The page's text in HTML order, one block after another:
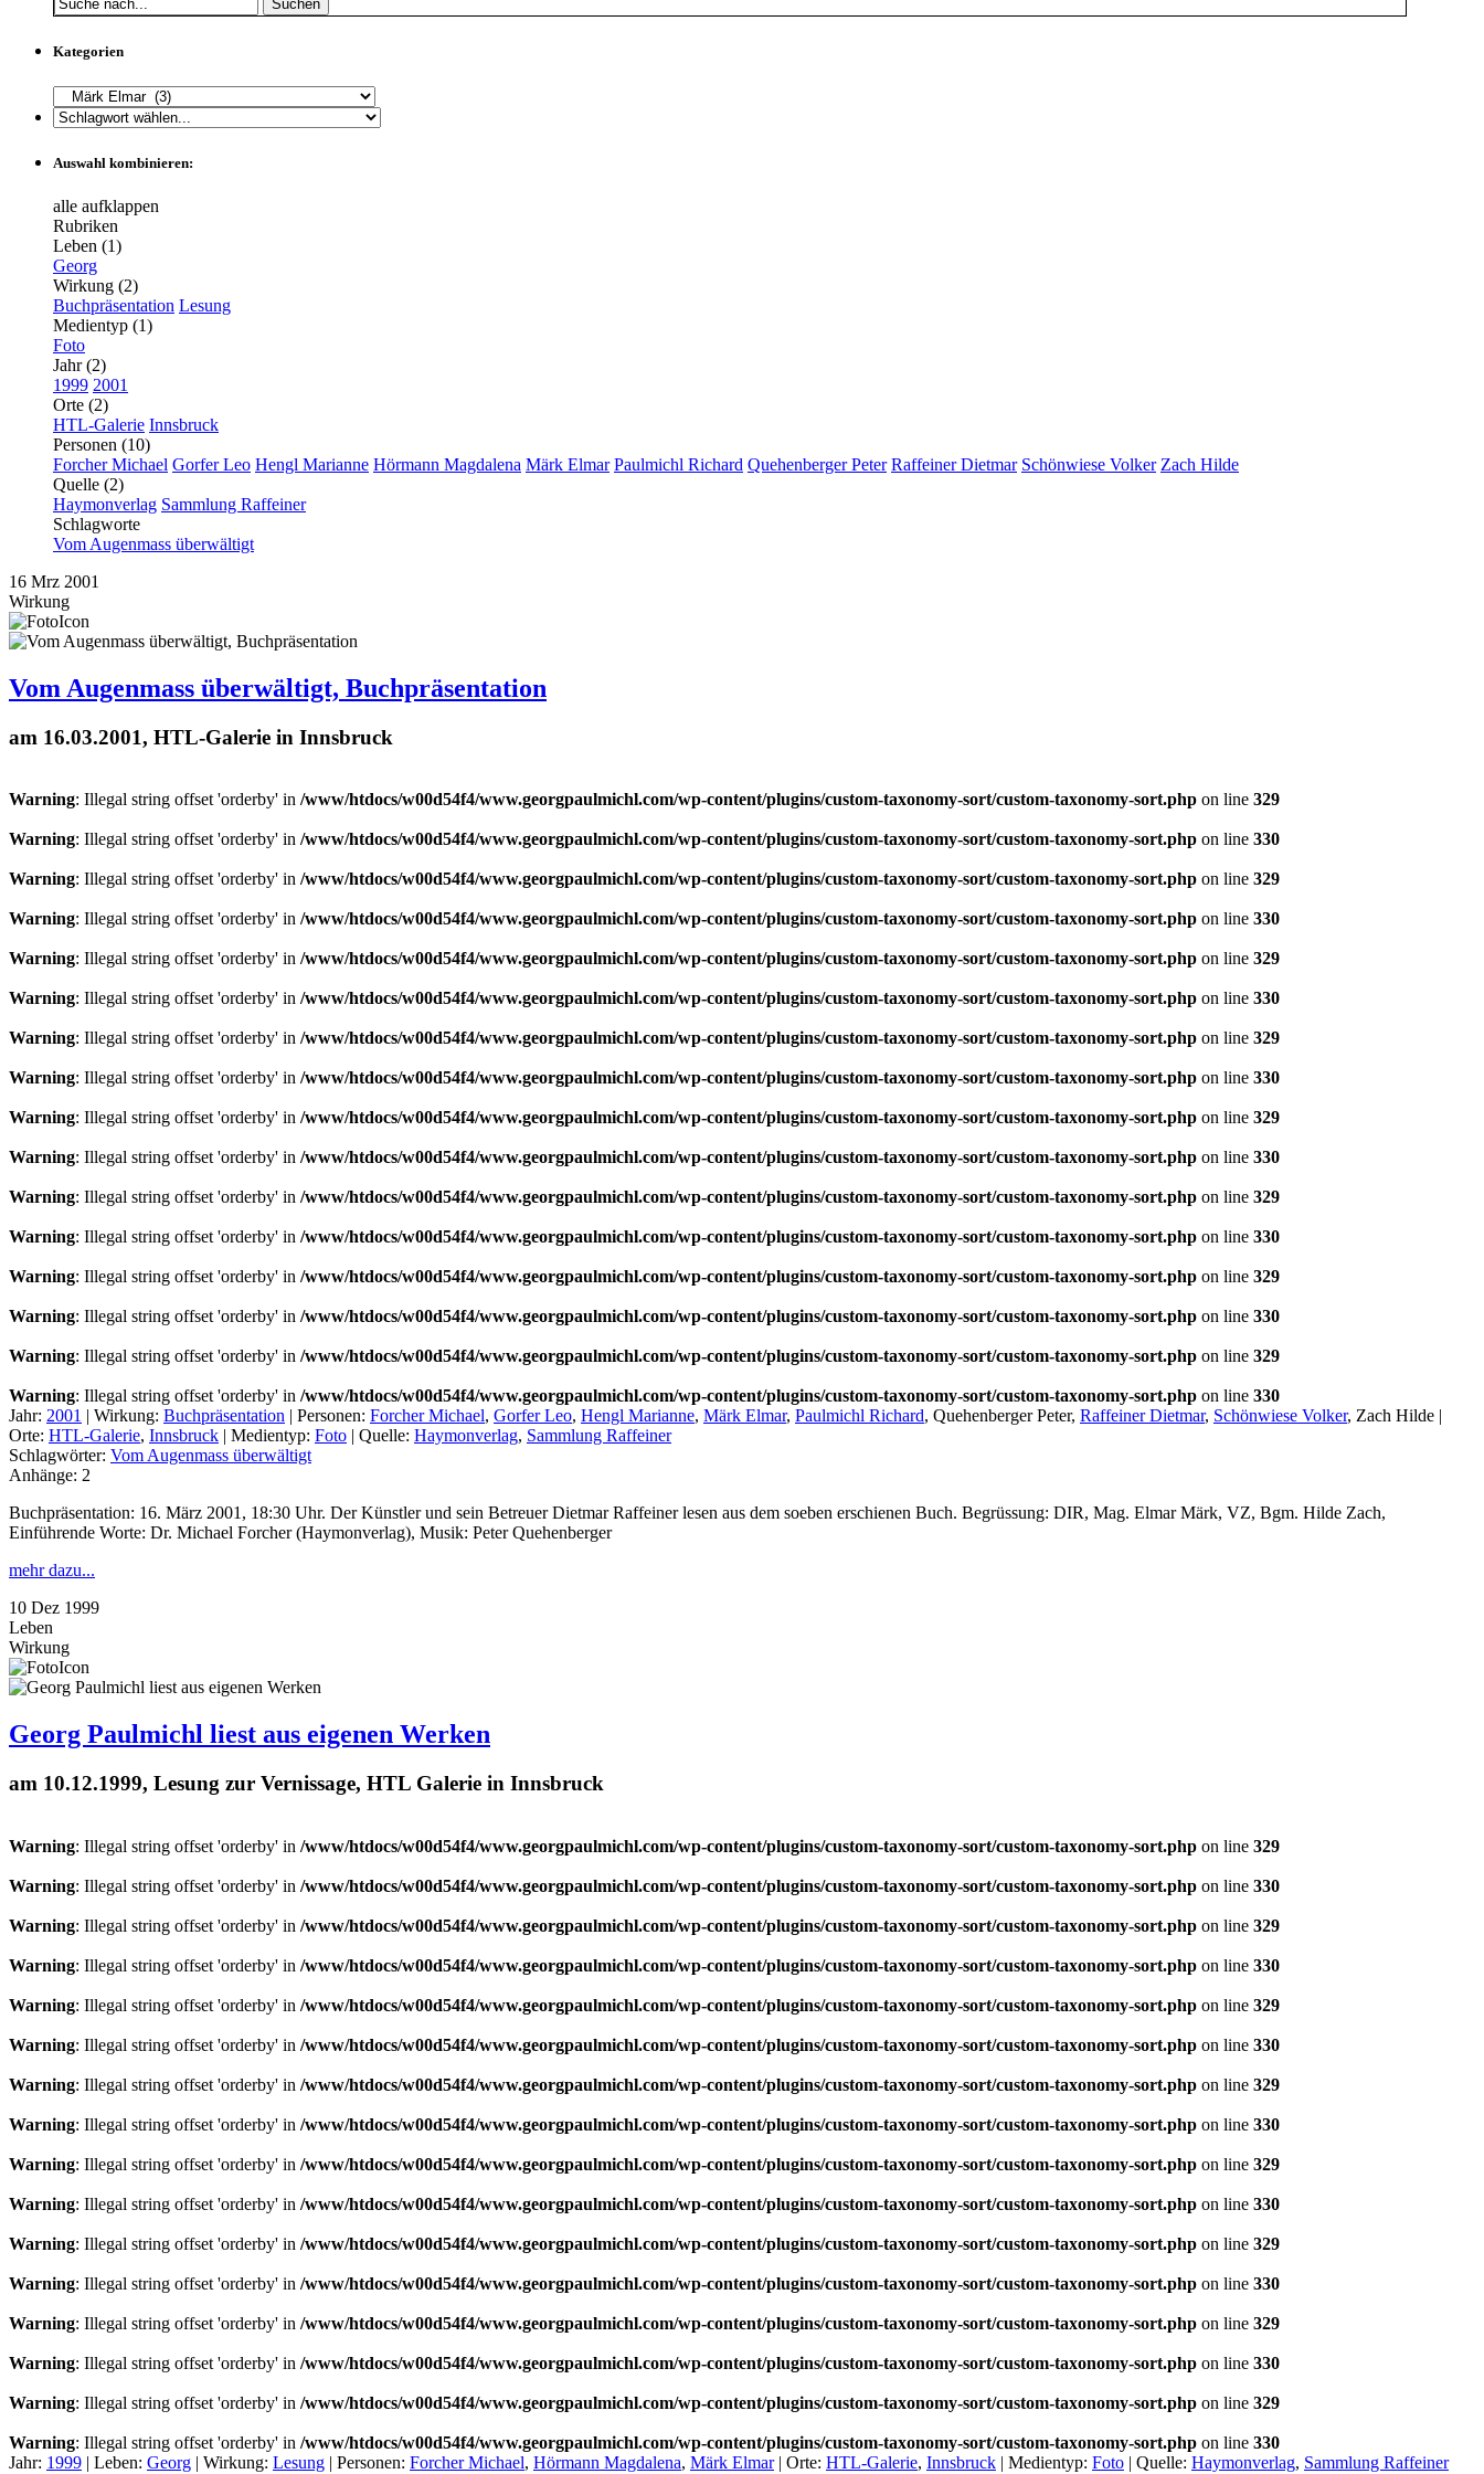
Suchen
Kategorien
Auswahl kombinieren:
alle aufklappen
Rubriken
Leben (1)
Georg
Wirkung (2)
Buchpräsentation Lesung
Medientyp (1)
Foto
Jahr (2)
1999 2001
Orte (2)
HTL-Galerie Innsbruck
Personen (10)
Forcher Michael Gorfer Leo Hengl Marianne Hörmann Magdalena Märk Elmar Paulmichl Richard Quehenberger Peter Raffeiner Dietmar Schönwiese Volker Zach Hilde
Quelle (2)
Haymonverlag Sammlung Raffeiner
Schlagworte
Vom Augenmass überwältigt
16 Mrz 2001
Wirkung
Vom Augenmass überwältigt, Buchpräsentation
am 16.03.2001, HTL-Galerie in Innsbruck
Warning: Illegal string offset 'orderby' in /www/htdocs/w00d54f4/www.georgpaulmichl.com/wp-content/plugins/custom-taxonomy-sort/custom-taxonomy-sort.php on line 329
Warning: Illegal string offset 'orderby' in /www/htdocs/w00d54f4/www.georgpaulmichl.com/wp-content/plugins/custom-taxonomy-sort/custom-taxonomy-sort.php on line 330
Warning: Illegal string offset 'orderby' in /www/htdocs/w00d54f4/www.georgpaulmichl.com/wp-content/plugins/custom-taxonomy-sort/custom-taxonomy-sort.php on line 329
Warning: Illegal string offset 'orderby' in /www/htdocs/w00d54f4/www.georgpaulmichl.com/wp-content/plugins/custom-taxonomy-sort/custom-taxonomy-sort.php on line 330
Warning: Illegal string offset 'orderby' in /www/htdocs/w00d54f4/www.georgpaulmichl.com/wp-content/plugins/custom-taxonomy-sort/custom-taxonomy-sort.php on line 329
Warning: Illegal string offset 'orderby' in /www/htdocs/w00d54f4/www.georgpaulmichl.com/wp-content/plugins/custom-taxonomy-sort/custom-taxonomy-sort.php on line 330
Warning: Illegal string offset 'orderby' in /www/htdocs/w00d54f4/www.georgpaulmichl.com/wp-content/plugins/custom-taxonomy-sort/custom-taxonomy-sort.php on line 329
Warning: Illegal string offset 'orderby' in /www/htdocs/w00d54f4/www.georgpaulmichl.com/wp-content/plugins/custom-taxonomy-sort/custom-taxonomy-sort.php on line 330
Warning: Illegal string offset 'orderby' in /www/htdocs/w00d54f4/www.georgpaulmichl.com/wp-content/plugins/custom-taxonomy-sort/custom-taxonomy-sort.php on line 329
Warning: Illegal string offset 'orderby' in /www/htdocs/w00d54f4/www.georgpaulmichl.com/wp-content/plugins/custom-taxonomy-sort/custom-taxonomy-sort.php on line 330
Warning: Illegal string offset 'orderby' in /www/htdocs/w00d54f4/www.georgpaulmichl.com/wp-content/plugins/custom-taxonomy-sort/custom-taxonomy-sort.php on line 329
Warning: Illegal string offset 'orderby' in /www/htdocs/w00d54f4/www.georgpaulmichl.com/wp-content/plugins/custom-taxonomy-sort/custom-taxonomy-sort.php on line 330
Warning: Illegal string offset 'orderby' in /www/htdocs/w00d54f4/www.georgpaulmichl.com/wp-content/plugins/custom-taxonomy-sort/custom-taxonomy-sort.php on line 329
Warning: Illegal string offset 'orderby' in /www/htdocs/w00d54f4/www.georgpaulmichl.com/wp-content/plugins/custom-taxonomy-sort/custom-taxonomy-sort.php on line 330
Warning: Illegal string offset 'orderby' in /www/htdocs/w00d54f4/www.georgpaulmichl.com/wp-content/plugins/custom-taxonomy-sort/custom-taxonomy-sort.php on line 329
Warning: Illegal string offset 'orderby' in /www/htdocs/w00d54f4/www.georgpaulmichl.com/wp-content/plugins/custom-taxonomy-sort/custom-taxonomy-sort.php on line 330
Jahr: 2001 | Wirkung: Buchpräsentation | Personen: Forcher Michael, Gorfer Leo, Hengl Marianne, Märk Elmar, Paulmichl Richard, Quehenberger Peter, Raffeiner Dietmar, Schönwiese Volker, Zach Hilde |
Orte: HTL-Galerie, Innsbruck | Medientyp: Foto | Quelle: Haymonverlag, Sammlung Raffeiner
Schlagwörter: Vom Augenmass überwältigt
Anhänge: 2
Buchpräsentation: 16. März 2001, 18:30 Uhr. Der Künstler und sein Betreuer Dietmar Raffeiner lesen aus dem soeben erschienen Buch. Begrüssung: DIR, Mag. Elmar Märk, VZ, Bgm. Hilde Zach,
Einführende Worte: Dr. Michael Forcher (Haymonverlag), Musik: Peter Quehenberger
mehr dazu...
10 Dez 1999
Leben
Wirkung
Georg Paulmichl liest aus eigenen Werken
am 10.12.1999, Lesung zur Vernissage, HTL Galerie in Innsbruck
Warning: Illegal string offset 'orderby' in /www/htdocs/w00d54f4/www.georgpaulmichl.com/wp-content/plugins/custom-taxonomy-sort/custom-taxonomy-sort.php on line 329
Warning: Illegal string offset 'orderby' in /www/htdocs/w00d54f4/www.georgpaulmichl.com/wp-content/plugins/custom-taxonomy-sort/custom-taxonomy-sort.php on line 330
Warning: Illegal string offset 'orderby' in /www/htdocs/w00d54f4/www.georgpaulmichl.com/wp-content/plugins/custom-taxonomy-sort/custom-taxonomy-sort.php on line 329
Warning: Illegal string offset 'orderby' in /www/htdocs/w00d54f4/www.georgpaulmichl.com/wp-content/plugins/custom-taxonomy-sort/custom-taxonomy-sort.php on line 330
Warning: Illegal string offset 'orderby' in /www/htdocs/w00d54f4/www.georgpaulmichl.com/wp-content/plugins/custom-taxonomy-sort/custom-taxonomy-sort.php on line 329
Warning: Illegal string offset 'orderby' in /www/htdocs/w00d54f4/www.georgpaulmichl.com/wp-content/plugins/custom-taxonomy-sort/custom-taxonomy-sort.php on line 330
Warning: Illegal string offset 'orderby' in /www/htdocs/w00d54f4/www.georgpaulmichl.com/wp-content/plugins/custom-taxonomy-sort/custom-taxonomy-sort.php on line 329
Warning: Illegal string offset 'orderby' in /www/htdocs/w00d54f4/www.georgpaulmichl.com/wp-content/plugins/custom-taxonomy-sort/custom-taxonomy-sort.php on line 330
Warning: Illegal string offset 'orderby' in /www/htdocs/w00d54f4/www.georgpaulmichl.com/wp-content/plugins/custom-taxonomy-sort/custom-taxonomy-sort.php on line 329
Warning: Illegal string offset 'orderby' in /www/htdocs/w00d54f4/www.georgpaulmichl.com/wp-content/plugins/custom-taxonomy-sort/custom-taxonomy-sort.php on line 330
Warning: Illegal string offset 'orderby' in /www/htdocs/w00d54f4/www.georgpaulmichl.com/wp-content/plugins/custom-taxonomy-sort/custom-taxonomy-sort.php on line 329
Warning: Illegal string offset 'orderby' in /www/htdocs/w00d54f4/www.georgpaulmichl.com/wp-content/plugins/custom-taxonomy-sort/custom-taxonomy-sort.php on line 330
Warning: Illegal string offset 'orderby' in /www/htdocs/w00d54f4/www.georgpaulmichl.com/wp-content/plugins/custom-taxonomy-sort/custom-taxonomy-sort.php on line 329
Warning: Illegal string offset 'orderby' in /www/htdocs/w00d54f4/www.georgpaulmichl.com/wp-content/plugins/custom-taxonomy-sort/custom-taxonomy-sort.php on line 330
Warning: Illegal string offset 'orderby' in /www/htdocs/w00d54f4/www.georgpaulmichl.com/wp-content/plugins/custom-taxonomy-sort/custom-taxonomy-sort.php on line 329
Warning: Illegal string offset 'orderby' in /www/htdocs/w00d54f4/www.georgpaulmichl.com/wp-content/plugins/custom-taxonomy-sort/custom-taxonomy-sort.php on line 330
Jahr: 1999 | Leben: Georg | Wirkung: Lesung | Personen: Forcher Michael, Hörmann Magdalena, Märk Elmar| Orte: HTL-Galerie, Innsbruck | Medientyp: Foto | Quelle: Haymonverlag, Sammlung Raffeiner